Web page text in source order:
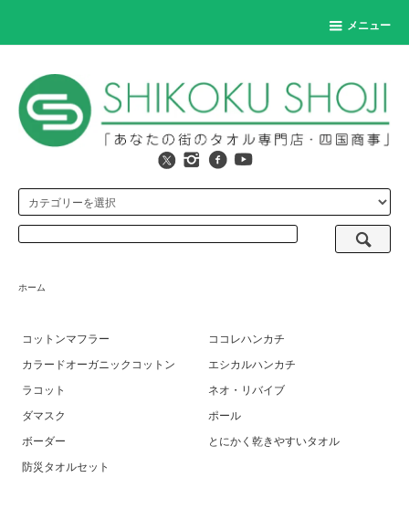
メニュー
ホーム
コットンマフラー
ココレハンカチ
カラードオーガニックコットン
エシカルハンカチ
ラコット
ネオ・リバイブ
ダマスク
ポール
ボーダー
とにかく乾きやすいタオル
防災タオルセット